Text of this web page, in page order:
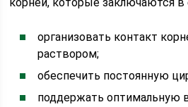
организовать контакт
раствором;
обеспечить постоянную
поддержать оптимальную